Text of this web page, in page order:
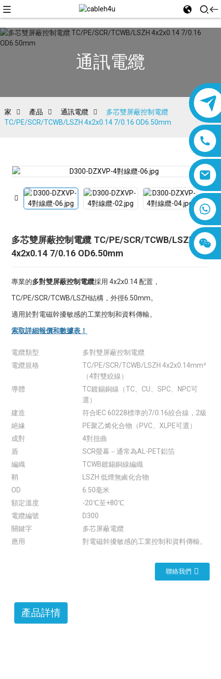
8618019377761
通訊電纜
家 產品 通訊電纜
多芯雙屏蔽控制電纜
TC/PE/SCR/TCWB/LSZH 4x2x0.14 7/0.16 OD6.50mm
多芯雙屏蔽控制電纜 TC/PE/SCR/TCWB/LSZH
4x2x0.14 7/0.16 OD6.50mm
專業的多對雙屏蔽控制電纜採用 4x2x0.14 配置，
TC/PE/SCR/TCWB/LSZH結構，外徑6.50mm。
適用於對電磁幹擾敏感的工業控制和資料傳輸。
索取詳細報價和數據表！
電纜類型
多對雙屏蔽控制電纜
電纜規格
TC/PE/SCR/TCWB/LSZH 4x2x0.14mm²
（4對雙絞線）
導體
TC鍍錫銅線（TC、CU、SPC、NPC可
選）
建造
符合IEC 60228標準的7/0.16絞合線，2級
絕緣
PE聚乙烯化合物（PVC、XLPE可選）
成對
4對扭曲
盾
SCR螢幕－通常為AL-PET鋁箔
編織
TCWB鍍錫銅線編織
鞘
LSZH 低煙無鹵化合物
OD
6.50毫米
額定溫度
-20℃至+80℃
電纜編號
D300
關鍵字
多芯屏蔽電纜
應用
對電磁幹擾敏感的工業控制和資料傳輸。
聯絡我們
產品詳情